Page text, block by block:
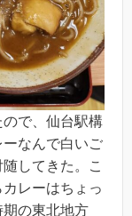
で、仙台駅構
なんで白いご
してきた。こ
レーはちょっ
の東北地方